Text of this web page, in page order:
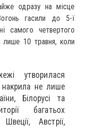
одразу на місце
гасили до 5-ї
самого четвертого
лише 10 травня, коли
утворилася
накрила не лише
Білорусі та
багатьох
Австрії,